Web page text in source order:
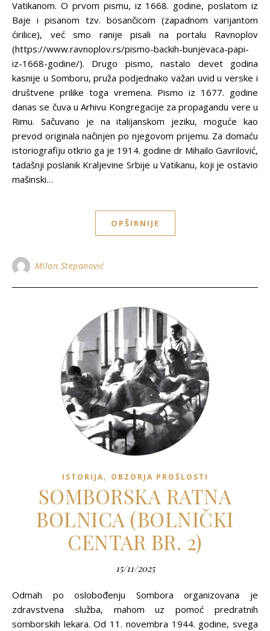
Vatikanom. O prvom pismu, iz 1668. godine, poslatom iz
Baje i pisanom tzv. bosančicom (zapadnom varijantom
ćirilice), već smo ranije pisali na portalu Ravnoplov
(https://www.ravnoplov.rs/pismo-backih-bunjevaca-papi-
iz-1668-godine/). Drugo pismo, nastalo devet godina
kasnije u Somboru, pruža podjednako važan uvid u verske i
društvene prilike toga vremena. Pismo iz 1677. godine
danas se čuva u Arhivu Kongregacije za propagandu vere u
Rimu. Sačuvano je na italijanskom jeziku, moguće kao
prevod originala načinjen po njegovom prijemu. Za domaću
istoriografiju otkrio ga je 1914. godine dr Mihailo Gavrilović,
tadašnji poslanik Kraljevine Srbije u Vatikanu, koji je ostavio
mašinski…
OPŠIRNIJE
Milan Stepanović
ISTORIJA, OBZORJA PROŠLOSTI
SOMBORSKA RATNA
BOLNICA (BOLNIČKI
CENTAR BR. 2)
15/11/2025
Odmah po oslobođenju Sombora organizovana je
zdravstvena služba, mahom uz pomoć predratnih
somborskih lekara. Od 11. novembra 1944. godine, svega